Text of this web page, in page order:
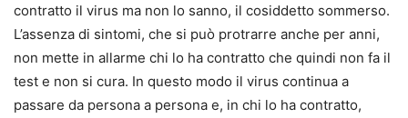
contratto il virus ma non lo sanno, il cosiddetto sommerso.
L’assenza di sintomi, che si può protrarre anche per anni,
non mette in allarme chi lo ha contratto che quindi non fa il
test e non si cura. In questo modo il virus continua a
passare da persona a persona e, in chi lo ha contratto,